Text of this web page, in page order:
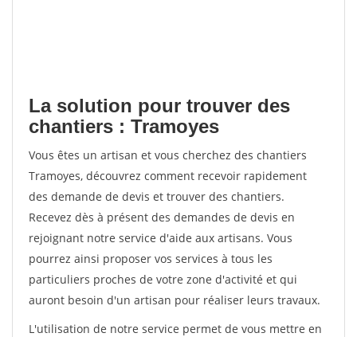
La solution pour trouver des
chantiers : Tramoyes
Vous êtes un artisan et vous cherchez des chantiers
Tramoyes, découvrez comment recevoir rapidement
des demande de devis et trouver des chantiers.
Recevez dès à présent des demandes de devis en
rejoignant notre service d'aide aux artisans. Vous
pourrez ainsi proposer vos services à tous les
particuliers proches de votre zone d'activité et qui
auront besoin d'un artisan pour réaliser leurs travaux.
L'utilisation de notre service permet de vous mettre en